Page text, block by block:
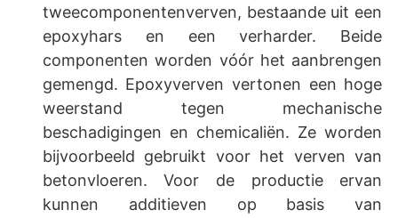
tweecomponentenverven, bestaande uit een
epoxyhars en een verharder. Beide
componenten worden vóór het aanbrengen
gemengd. Epoxyverven vertonen een hoge
weerstand tegen mechanische
beschadigingen en chemicaliën. Ze worden
bijvoorbeeld gebruikt voor het verven van
betonvloeren. Voor de productie ervan
kunnen additieven op basis van